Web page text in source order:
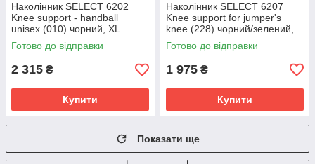
Наколінник SELECT 6202
Knee support - handball
unisex (010) чорний, XL
562020
Готово до відправки
2 315 ₴
Купити
Наколінник SELECT 6207
Knee support for jumper's
knee (228) чорний/зелений,
XL 562070
Готово до відправки
1 975 ₴
Купити
Показати ще